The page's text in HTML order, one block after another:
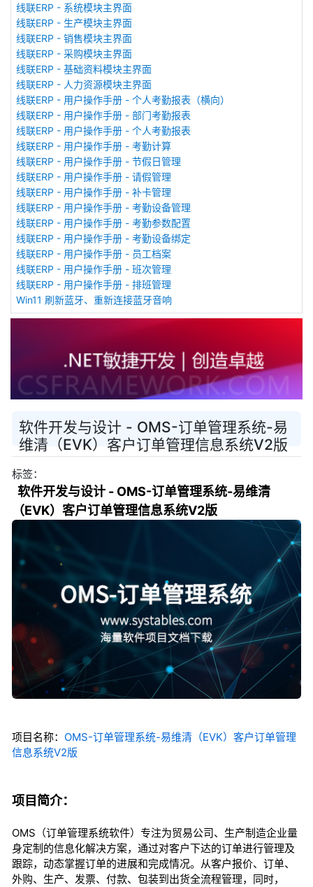
线联ERP - 系统模块主界面
线联ERP - 生产模块主界面
线联ERP - 销售模块主界面
线联ERP - 采购模块主界面
线联ERP - 基础资料模块主界面
线联ERP - 人力资源模块主界面
线联ERP - 用户操作手册 - 个人考勤报表（横向）
线联ERP - 用户操作手册 - 部门考勤报表
线联ERP - 用户操作手册 - 个人考勤报表
线联ERP - 用户操作手册 - 考勤计算
线联ERP - 用户操作手册 - 节假日管理
线联ERP - 用户操作手册 - 请假管理
线联ERP - 用户操作手册 - 补卡管理
线联ERP - 用户操作手册 - 考勤设备管理
线联ERP - 用户操作手册 - 考勤参数配置
线联ERP - 用户操作手册 - 考勤设备绑定
线联ERP - 用户操作手册 - 员工档案
线联ERP - 用户操作手册 - 班次管理
线联ERP - 用户操作手册 - 排班管理
Win11 刷新蓝牙、重新连接蓝牙音响
软件开发与设计 - OMS-订单管理系统-易
维清（EVK）客户订单管理信息系统V2版
标签：
软件开发与设计 - OMS-订单管理系统-易维清
（EVK）客户订单管理信息系统V2版
项目名称： OMS-订单管理系统-易维清（EVK）客户订单管理
信息系统V2版
项目简介：
OMS（订单管理系统软件）专注为贸易公司、生产制造企业量
身定制的信息化解决方案，通过对客户下达的订单进行管理及
跟踪，动态掌握订单的进展和完成情况。从客户报价、订单、
外购、生产、发票、付款、包装到出货全流程管理，同时，